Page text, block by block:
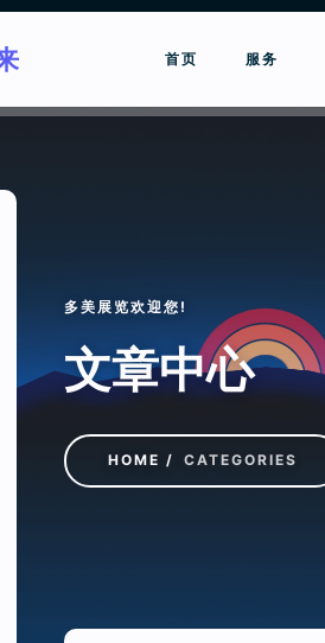
首页 服务
多美展览欢迎您!
文章中心
HOME CATEGORIES